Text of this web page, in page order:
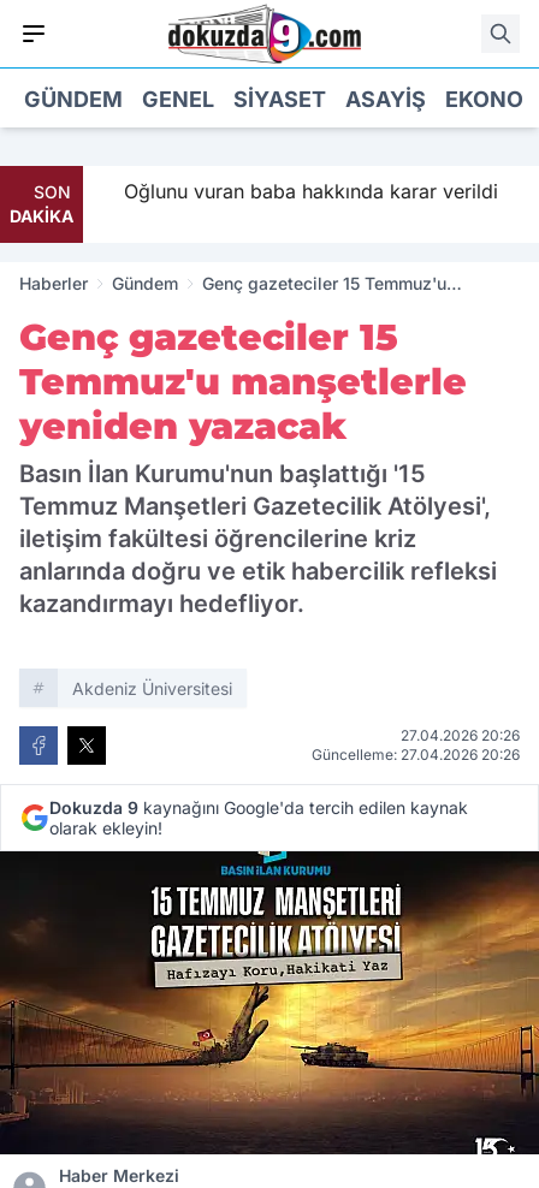
GÜNDEM GENEL SIYASET ASAYIŞ
SON
DAKİKA
Parti Oğlunu vuran baba hakkında karar verildi
Haberler Gündem
Genç gazeteciler 15 Temmuz'u
Genç gazeteciler 15
Temmuz'u manşetlerle
yeniden yazacak
Basın İlan Kurumu'nun başlattığı '15
Temmuz Manşetleri Gazetecilik Atölyesi',
iletişim fakültesi öğrencilerine kriz
anlarında doğru ve etik habercilik refleksi
kazandırmayı hedefliyor.
Akdeniz Üniversitesi
27.04.2026 20:26
Güncelleme: 27.04.2026 20:26
Dokuzda 9 kaynağını Google'da tercih edilen kaynak
olarak ekleyin!
Haber Merkezi